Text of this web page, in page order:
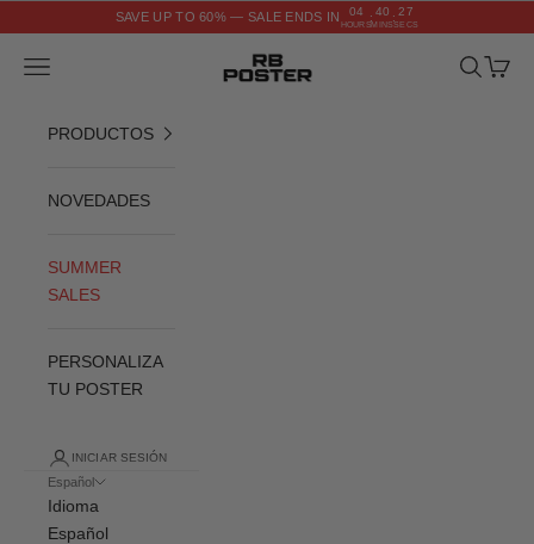
SAVE UP TO 60% — SALE ENDS IN 04
HOURS
: 40
MINS
: 26
SECS
RB POSTER
Menú Buscar
Cesta
PRODUCTOS
NOVEDADES
SUMMER
SALES
PERSONALIZA
TU POSTER
INICIAR SESIÓN
Español
Idioma
Español